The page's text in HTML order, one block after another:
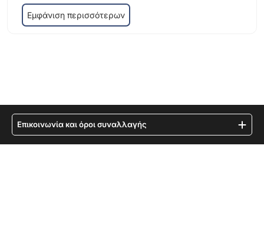
Εμφάνιση περισσότερων
Επικοινωνία και όροι συναλλαγής